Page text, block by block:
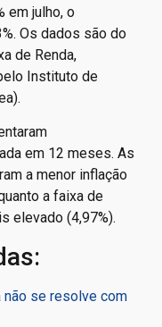
em julho, o
Os dados são do
de Renda,
Instituto de
em 12 meses. As
a menor inflação
a faixa de
elevado (4,97%).
não se resolve com